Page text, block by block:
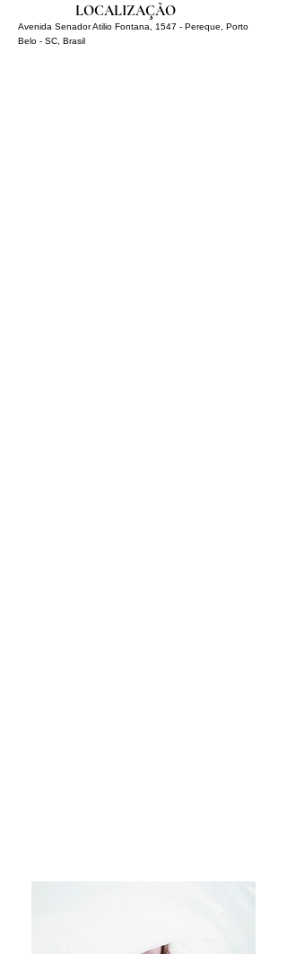
LOCALIZAÇÃO
Avenida Senador Atilio Fontana, 1547 - Pereque, Porto
Belo - SC, Brasil